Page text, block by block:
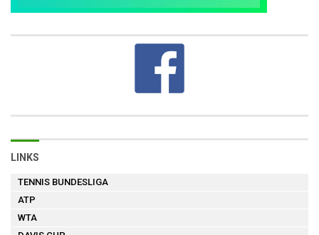
LINKS
TENNIS BUNDESLIGA
ATP
WTA